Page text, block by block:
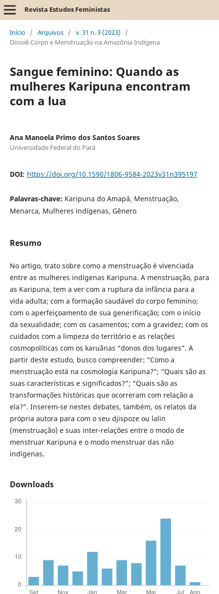
Revista Estudos Feministas
Início / Arquivos / v. 31 n. 3 (2023)
/
Dossiê Corpo e Menstruação na Amazônia Indígena
Sangue feminino: Quando as
mulheres Karipuna encontram
com a lua
Ana Manoela Primo dos Santos Soares
Universidade Federal do Pará
DOI: https://doi.org/10.1590/1806-9584-2023v31n395197
Palavras-chave: Karipuna do Amapá, Menstruação,
Menarca, Mulheres indígenas, Gênero
Resumo
No artigo, trato sobre como a menstruação é vivenciada
entre as mulheres indígenas Karipuna. A menstruação, para
as Karipuna, tem a ver com a ruptura da infância para a
vida adulta; com a formação saudável do corpo feminino;
com o aperfeiçoamento de sua generificação; com o início
da sexualidade; com os casamentos; com a gravidez; com os
cuidados com a limpeza do território e as relações
cosmopolíticas com os karuãnas “donos dos lugares”. A
partir deste estudo, busco compreender: “Como a
menstruação está na cosmologia Karipuna?”; “Quais são as
suas características e significados?”; “Quais são as
transformações históricas que ocorreram com relação a
ela?”. Inserem-se nestes debates, também, os relatos da
própria autora para com o seu djispoze ou lalin
(menstruação) e suas inter-relações entre o modo de
menstruar Karipuna e o modo menstruar das não
indígenas.
Downloads